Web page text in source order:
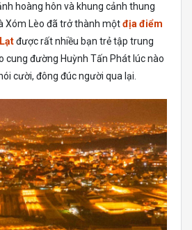
hoàng hôn và khung cảnh thung
Xóm Lèo đã trở thành mộtđịa điểm
được rất nhiều bạn trẻ tập trung
cung đường Huỳnh Tấn Phát lúc nào
cười, đông đúc người qua lại.